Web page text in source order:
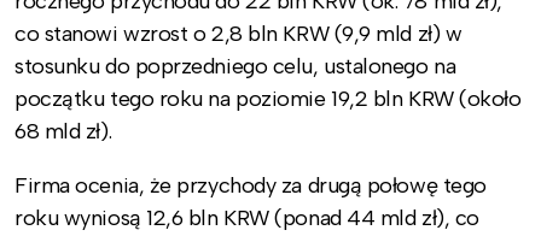
co stanowi wzrost o 2,8 bln KRW (9,9 mld zł) w
stosunku do poprzedniego celu, ustalonego na
początku tego roku na poziomie 19,2 bln KRW (około
68 mld zł).
Firma ocenia, że przychody za drugą połowę tego
roku wyniosą 12,6 bln KRW (ponad 44 mld zł), co